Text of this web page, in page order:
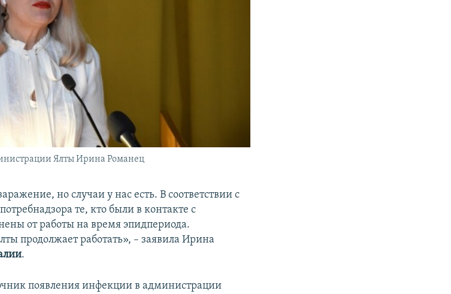
Ялты Ирина Романец
но случаи у нас есть. В соответствии с
те, кто были в контакте с
от работы на время эпидпериода.
продолжает работать», – заявила Ирина
.
появления инфекции в администрации